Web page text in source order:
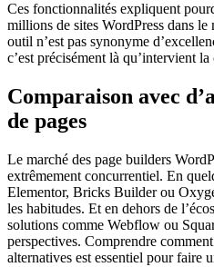
Ces fonctionnalités expliquent
millions de sites WordPress dans
outil n’est pas synonyme
c’est précisément là qu’intervient
Comparaison avec
de pages
Le marché des page builders
extrêmement concurrentiel. En
Elementor, Bricks Builder ou
les habitudes. Et en dehors de
solutions comme Webflow ou
perspectives. Comprendre
alternatives est essentiel pour faire